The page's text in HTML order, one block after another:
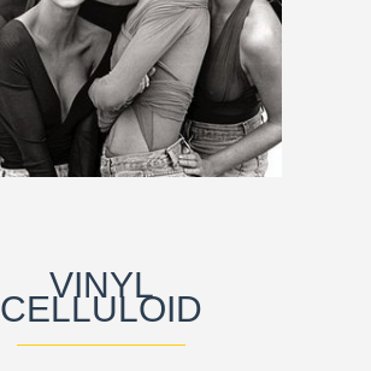
VINYL
CELLULOID